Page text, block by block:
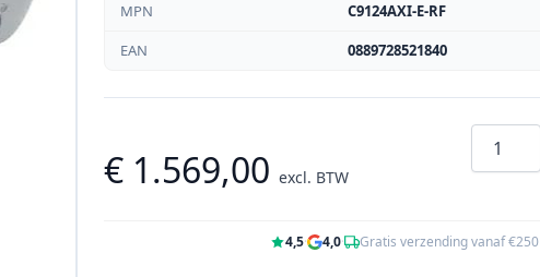
MPN
C9124AXI-E-RF
EAN
0889728521840
€ 1.569,00 excl. BTW
Aantal
4,5· 4,0· Gratis verzending vanaf €250